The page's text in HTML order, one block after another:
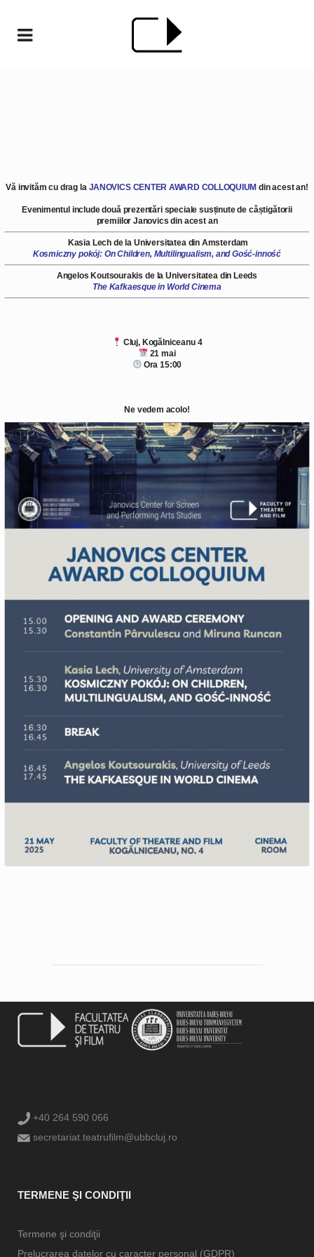
Vă invităm cu drag la JANOVICS CENTER AWARD COLLOQUIUM din acest an!
Evenimentul include două prezentări speciale susținute de câștigătorii
premiilor Janovics din acest an
Kasia Lech de la Universitatea din Amsterdam
Kosmiczny pokój: On Children, Multilingualism, and Gość-inność
Angelos Koutsourakis de la Universitatea din Leeds
The Kafkaesque in World Cinema
Cluj, Kogălniceanu 4
21 mai
Ora 15:00
Ne vedem acolo!
+40 264 590 066
secretariat.teatrufilm@ubbcluj.ro
TERMENE ŞI CONDIŢII
Termene şi condiţii
Prelucrarea datelor cu caracter personal (GDPR)